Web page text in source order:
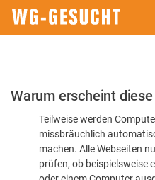
Bitte
dass
Warum erscheint
Teilweise werden
missbräuchlich
machen. Alle Webseiten
prüfen, ob beispielsweise